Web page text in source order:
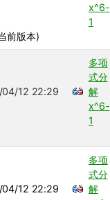
x^6-
1
前版本)
12 22:29
多项
式分
解
x^6-
1
12 22:29
多项
式分
解